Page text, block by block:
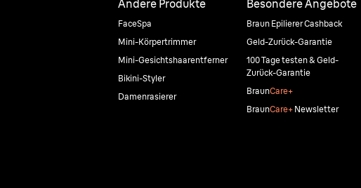
Andere Produkte
FaceSpa
Mini-Körpertrimmer
Mini-Gesichtshaarentferner
Bikini-Styler
Damenrasierer
Besondere Angebote
Braun Epilierer Cashback
Geld-Zurück-Garantie
100 Tage testen & Geld-
Zurück-Garantie
BraunCare+
BraunCare+Newsletter